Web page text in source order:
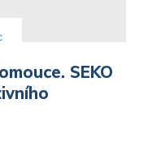
SEKO